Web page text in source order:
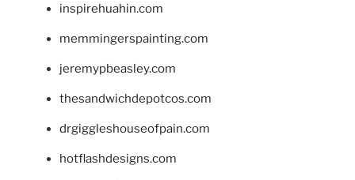
inspirehuahin.com
memmingerspainting.com
jeremypbeasley.com
thesandwichdepotcos.com
drgiggleshouseofpain.com
hotflashdesigns.com